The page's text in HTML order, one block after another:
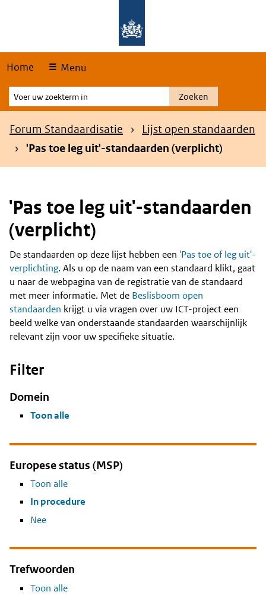
Home Menu
Voer
uw
zoekterm
Zoeken
Kruimelpad
Forum Standaardisatie
Lijst open standaarden
'Pas toe leg uit'-standaarden (verplicht)
'Pas toe leg uit'-standaarden
(verplicht)
Content
De standaarden op deze lijst hebben een 'Pas toe of leg uit'-
verplichting. Als u op de naam van een standaard klikt, gaat
u naar de webpagina van de registratie van de standaard
met meer informatie. Met de Beslisboom open
standaarden krijgt u via vragen over uw ICT-project een
beeld welke van onderstaande standaarden waarschijnlijk
relevant zijn voor uw specifieke situatie.
Filter
Domein
Toon alle
Europese status (MSP)
Toon alle
In procedure
Nee
Trefwoorden
Toon alle